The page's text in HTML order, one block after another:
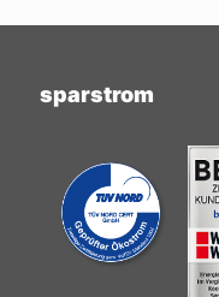
sparstrom